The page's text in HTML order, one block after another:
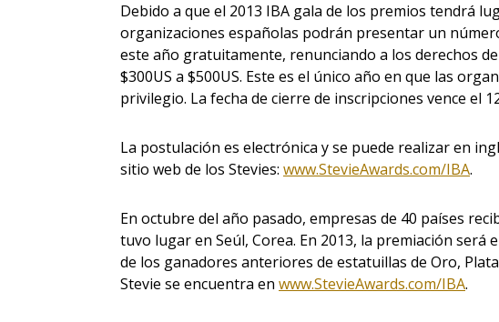
Debido a que el 2013 IBA gala de los premios tendrá
organizaciones españolas podrán presentar un
este año gratuitamente, renunciando a los derechos
$300US a $500US. Este es el único año en que las
privilegio. La fecha de cierre de inscripciones vence el
La postulación es electrónica y se puede realizar en
sitio web de los Stevies: www.StevieAwards.com/IBA.
En octubre del año pasado, empresas de 40 países
tuvo lugar en Seúl, Corea. En 2013, la premiación será
de los ganadores anteriores de estatuillas de Oro,
Stevie se encuentra en www.StevieAwards.com/IBA.